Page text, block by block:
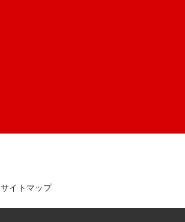
サイトマップ